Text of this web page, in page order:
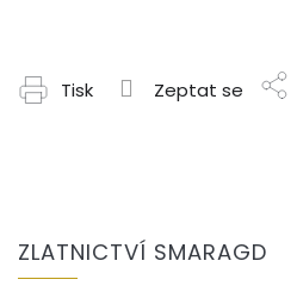
Tisk Zeptat se
ZLATNICTVÍ SMARAGD